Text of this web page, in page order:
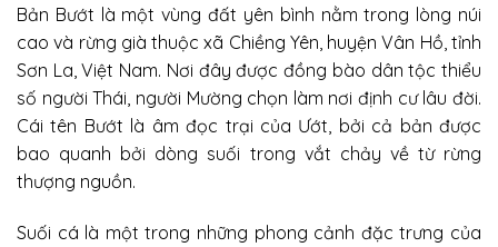
Bản Bướt là một vùng đất yên bình nằm trong lòng núi
cao và rừng già thuộc xã Chiềng Yên, huyện Vân Hồ, tỉnh
Sơn La, Việt Nam. Nơi đây được đồng bào dân tộc thiểu
số người Thái, người Mường chọn làm nơi định cư lâu đời.
Cái tên Bướt là âm đọc trại của Ướt, bởi cả bản được
bao quanh bởi dòng suối trong vắt chảy về từ rừng
thượng nguồn.
Suối cá là một trong những phong cảnh đặc trưng của